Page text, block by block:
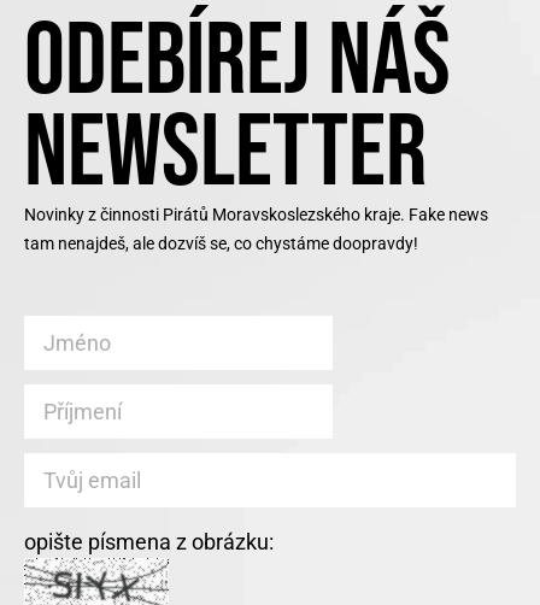
ODEBÍREJ NÁŠ
NEWSLETTER
Novinky z činnosti Pirátů Moravskoslezského kraje. Fake news
tam nenajdeš, ale dozvíš se, co chystáme doopravdy!
opište písmena z obrázku: